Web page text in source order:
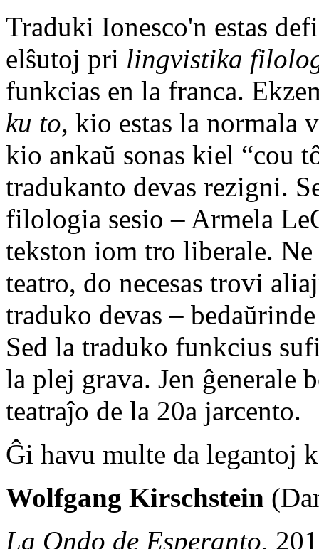
Traduki Ionesco'n estas
elŝutoj pri lingvistika
funkcias en la franca.
ku to, kio estas la normala
kio ankaŭ sonas kiel “cou
tradukanto devas rezigni.
filologia sesio – Armela
tekston iom tro liberale.
teatro, do necesas trovi
traduko devas –
Sed la traduko funkcius
la plej grava. Jen ĝenerale
teatraĵo de la 20a jarcento.
Ĝi havu multe da legantoj
Wolfgang Kirschstein
La Ondo de Esperanto,